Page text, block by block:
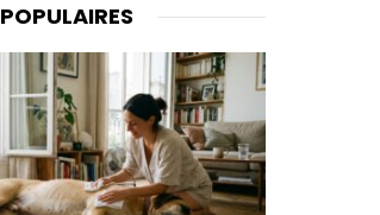
POPULAIRES